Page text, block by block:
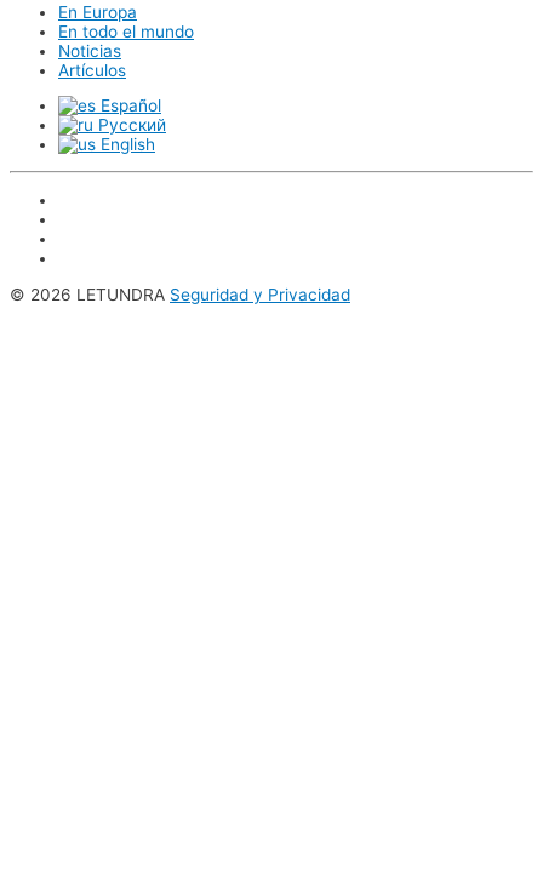
En Europa
En todo el mundo
Noticias
Artículos
Español
Русский
English
© 2026 LETUNDRA Seguridad y Privacidad